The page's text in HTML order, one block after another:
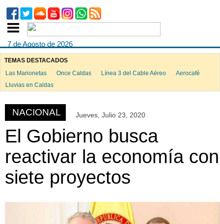
7 de Agosto de 2026
TEMAS DESTACADOS
Las Marionetas
Once Caldas Línea 3 del Cable Aéreo
Aerocafé
Lluvias en Caldas
NACIONAL Jueves, Julio 23, 2020
El Gobierno busca
reactivar la economía con
siete proyectos